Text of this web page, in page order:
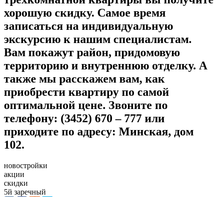
хорошую скидку. Самое время
записаться на индивидуальную
экскурсию к нашим специалистам.
Вам покажут район, придомовую
территорию и внутреннюю отделку. А
также мы расскажем вам, как
приобрести квартиру по самой
оптимальной цене. Звоните по
телефону: (3452) 670 – 777 или
приходите по адресу: Минская, дом
102.
новостройки
акции
скидки
5й заречный